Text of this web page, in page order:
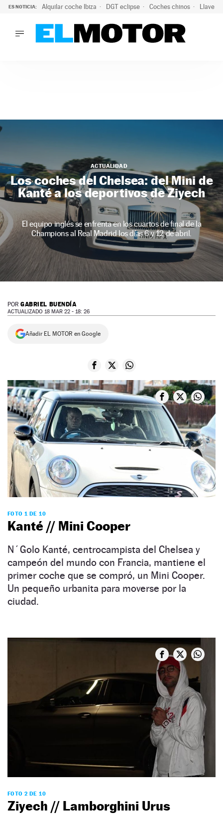
Saltar
al
ES NOTICIA: Alquilar coche Ibiza DGT eclipse Coches chinos Llaves
VIRALES
TECNOLOGÍA
SUPERCOCHES
MOTORTV
PREMIOS
SERVICIOS
NEWSLETTER
SÍGUENOS
ACTUALIDAD
Los coches del Chelsea: del Mini de
Kanté a los deportivos de Ziyech
El equipo inglés se enfrenta en los cuartos de final de la
Champions al Real Madrid los días 6 y 12 de abril.
POR GABRIEL BUENDÍA
ACTUALIZADO 18 MAR 22 - 18: 26
Añadir EL MOTOR en Google
FOTO 1 DE 10
Kanté // Mini Cooper
N´Golo Kanté, centrocampista del Chelsea y
campeón del mundo con Francia, mantiene el
primer coche que se compró, un Mini Cooper.
Un pequeño urbanita para moverse por la
ciudad.
FOTO 2 DE 10
Ziyech // Lamborghini Urus